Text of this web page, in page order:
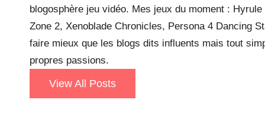
blogosphère jeu vidéo. Mes jeux du moment :
Zone 2, Xenoblade Chronicles, Persona 4 Dancing
faire mieux que les blogs dits influents mais tout
propres passions.
View All Posts